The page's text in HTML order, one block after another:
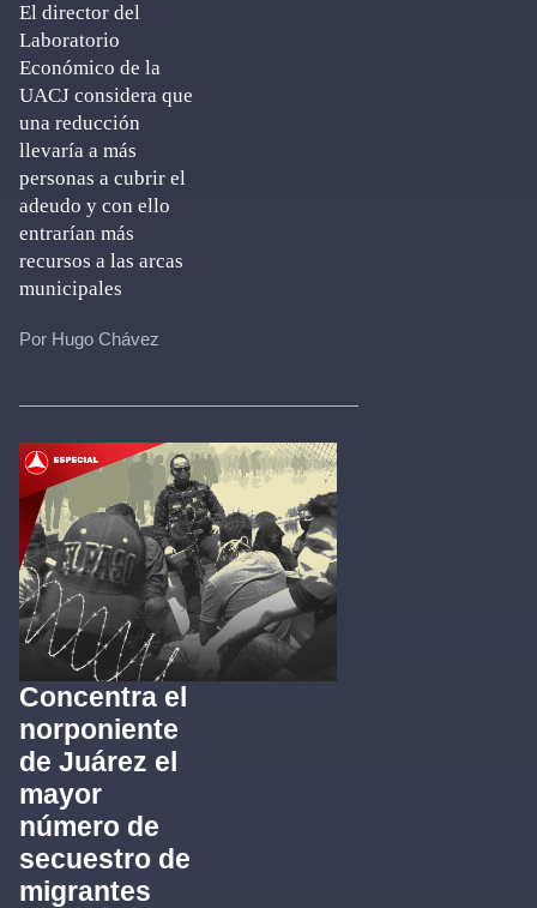
El director del
Laboratorio
Económico de la
UACJ considera que
una reducción
llevaría a más
personas a cubrir el
adeudo y con ello
entrarían más
recursos a las arcas
municipales
Por Hugo Chávez
Concentra el
norponiente
de Juárez el
mayor
número de
secuestro de
migrantes